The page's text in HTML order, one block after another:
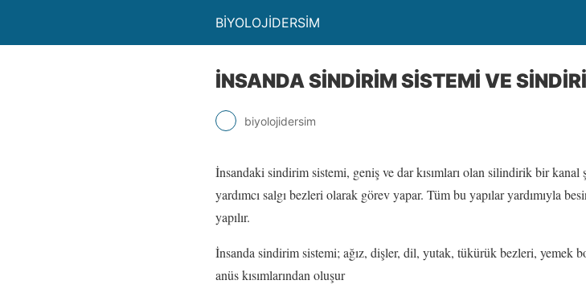
BİYOLOJİDERSİM
İNSANDA SİNDİRİM SİSTEMİ VE
biyolojidersim
İnsandaki sindirim sistemi, geniş ve dar kısımları olan silindirik bir
yardımcı salgı bezleri olarak görev yapar. Tüm bu yapılar yardımıyla
yapılır.
İnsanda sindirim sistemi; ağız, dişler, dil, yutak, tükürük bezleri, yemek
anüs kısımlarından oluşur